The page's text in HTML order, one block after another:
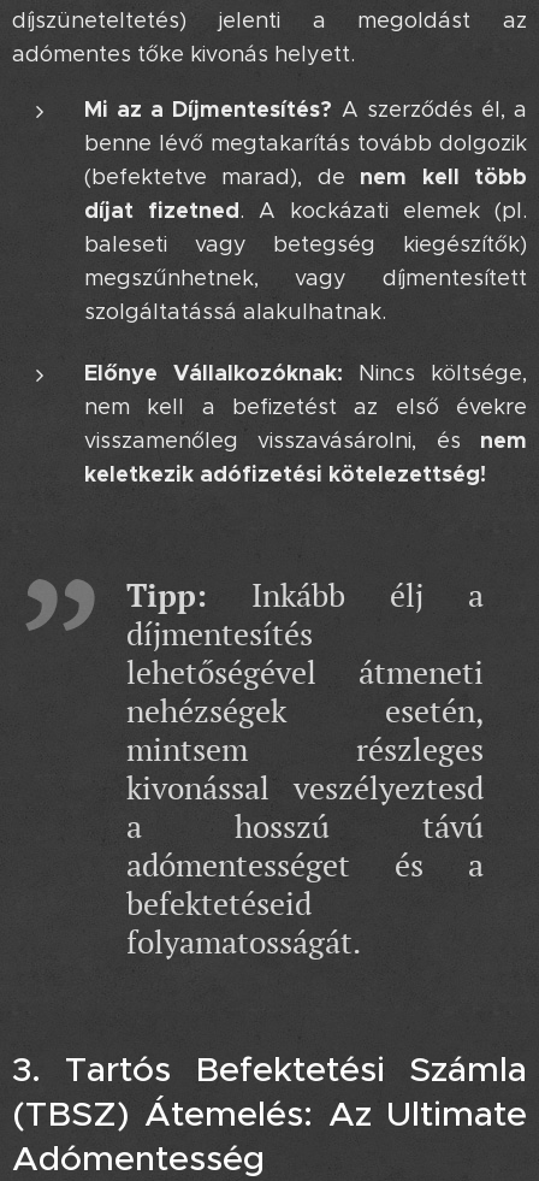
díjszüneteltetés) jelenti a megoldást az
adómentes tőke kivonás helyett.
Mi az a Díjmentesítés? A szerződés él, a
benne lévő megtakarítás tovább dolgozik
(befektetve marad), de nem kell több
díjat fizetned. A kockázati elemek (pl.
baleseti vagy betegség kiegészítők)
megszűnhetnek, vagy díjmentesített
szolgáltatássá alakulhatnak.
Előnye Vállalkozóknak: Nincs költsége,
nem kell a befizetést az első évekre
visszamenőleg visszavásárolni, és nem
keletkezik adófizetési kötelezettség!
Tipp: Inkább élj a
díjmentesítés
lehetőségével átmeneti
nehézségek esetén,
mintsem részleges
kivonással veszélyeztesd
a hosszú távú
adómentességet és a
befektetéseid
folyamatosságát.
3. Tartós Befektetési Számla
(TBSZ) Átemelés: Az Ultimate
Adómentesség 💎